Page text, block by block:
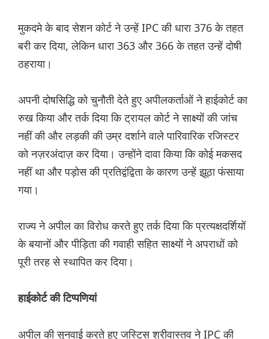
मुकदमे के बाद सेशन कोर्ट ने उन्हें IPC की धारा 376 के तहत
बरी कर दिया, लेकिन धारा 363 और 366 के तहत उन्हें दोषी
ठहराया।
अपनी दोषसिद्धि को चुनौती देते हुए अपीलकर्ताओं ने हाईकोर्ट का
रुख किया और तर्क दिया कि ट्रायल कोर्ट ने साक्ष्यों की जांच
नहीं की और लड़की की उम्र दर्शाने वाले पारिवारिक रजिस्टर
को नज़रअंदाज़ कर दिया। उन्होंने दावा किया कि कोई मकसद
नहीं था और पड़ोस की प्रतिद्वंद्विता के कारण उन्हें झूठा फंसाया
गया।
राज्य ने अपील का विरोध करते हुए तर्क दिया कि प्रत्यक्षदर्शियों
के बयानों और पीड़िता की गवाही सहित साक्ष्यों ने अपराधों को
पूरी तरह से स्थापित कर दिया।
हाईकोर्ट की टिप्पणियां
अपील की सुनवाई करते हुए जस्टिस श्रीवास्तव ने IPC की